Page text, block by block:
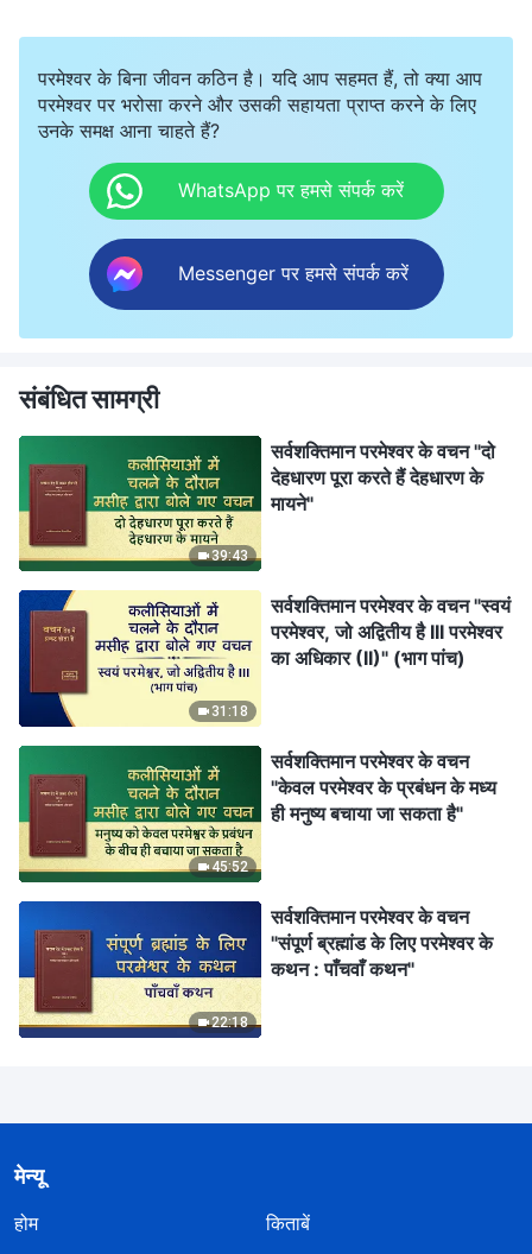
परमेश्वर के बिना जीवन कठिन है। यदि आप सहमत हैं, तो क्या आप
परमेश्वर पर भरोसा करने और उसकी सहायता प्राप्त करने के लिए
उनके समक्ष आना चाहते हैं?
WhatsApp पर हमसे संपर्क करें
Messenger पर हमसे संपर्क करें
संबंधित सामग्री
39:43
सर्वशक्तिमान परमेश्वर के वचन "दो
देहधारण पूरा करते हैं देहधारण के
मायने"
31:18
सर्वशक्तिमान परमेश्वर के वचन "स्वयं
परमेश्वर, जो अद्वितीय है III परमेश्वर
का अधिकार (II)" (भाग पांच)
45:52
सर्वशक्तिमान परमेश्वर के वचन
"केवल परमेश्वर के प्रबंधन के मध्य
ही मनुष्य बचाया जा सकता है"
22:18
सर्वशक्तिमान परमेश्वर के वचन
"संपूर्ण ब्रह्मांड के लिए परमेश्वर के
कथन : पाँचवाँ कथन"
मेन्यू
होम
किताबें